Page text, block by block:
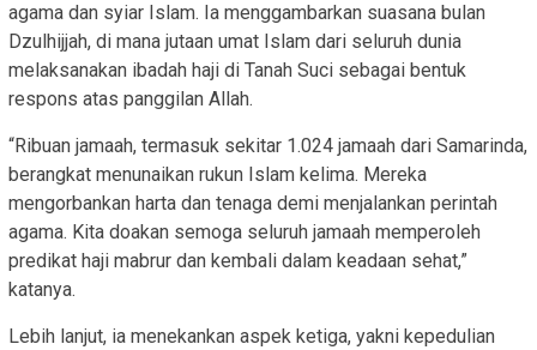
agama dan syiar Islam. Ia menggambarkan suasana bulan
Dzulhijjah, di mana jutaan umat Islam dari seluruh dunia
melaksanakan ibadah haji di Tanah Suci sebagai bentuk
respons atas panggilan Allah.
“Ribuan jamaah, termasuk sekitar 1.024 jamaah dari Samarinda,
berangkat menunaikan rukun Islam kelima. Mereka
mengorbankan harta dan tenaga demi menjalankan perintah
agama. Kita doakan semoga seluruh jamaah memperoleh
predikat haji mabrur dan kembali dalam keadaan sehat,”
katanya.
Lebih lanjut, ia menekankan aspek ketiga, yakni kepedulian